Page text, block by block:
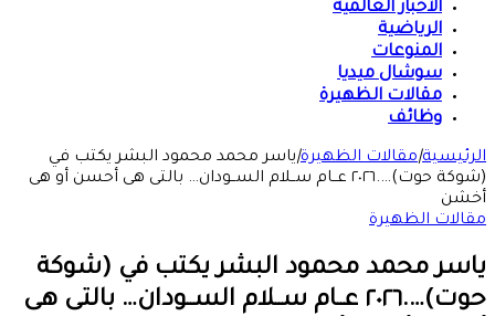
الأخبار العالمية
الرياضية
المنوعات
سوشال ميديا
مقالات الظهيرة
وظائف
الرئيسية|مقالات الظهيرة|ياسر محمد محمود البشر يكتب في
(شوكة حوت)….٢٠٢٦ عــام ســلام الســودان… بالتى هى أحسن أو هى
أخشن
مقالات الظهيرة
ياسر محمد محمود البشر يكتب في (شوكة
حوت)….٢٠٢٦ عــام ســلام الســودان… بالتى هى